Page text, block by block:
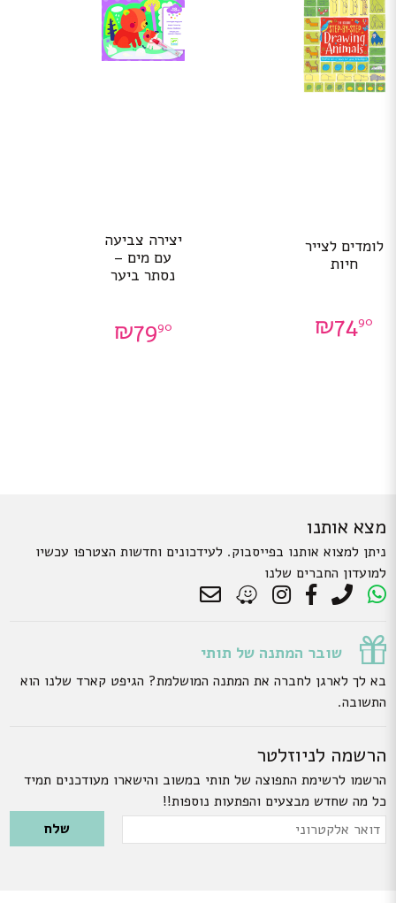
לומדים לצייר
חיות
₪7490
יצירה צביעה
עם מים –
נסתר ביער
₪7990
מצא אותנו
ניתן למצוא אותנו בפייסבוק. לעידכונים וחדשות הצטרפו עכשיו
למועדון החברים שלנו
שובר המתנה של תותי
בא לך לארגן לחברה את המתנה המושלמת? הגיפט קארד שלנו הוא
התשובה.
הרשמה לניוזלטר
הרשמו לרשימת התפוצה של תותי במשוב והישארו מעודכנים תמיד
כל מה שחדש מבצעים והפתעות נוספות!!
Please leave this field empty.
דואר